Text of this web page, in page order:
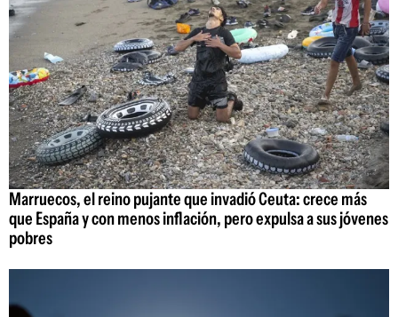
Marruecos, el reino pujante que invadió Ceuta: crece más
que España y con menos inflación, pero expulsa a sus jóvenes
pobres